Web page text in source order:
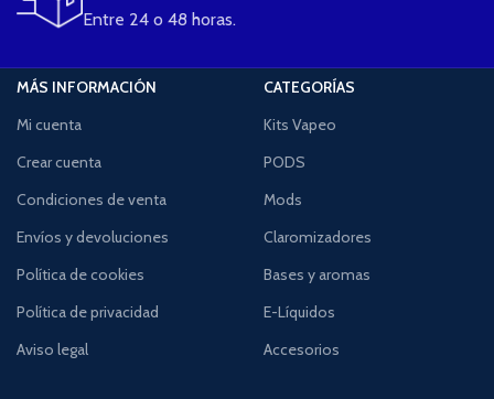
Entre 24 o 48 horas.
MÁS INFORMACIÓN
Mi cuenta
Crear cuenta
Condiciones de venta
Envíos y devoluciones
Política de cookies
Política de privacidad
Aviso legal
CATEGORÍAS
Kits Vapeo
PODS
Mods
Claromizadores
Bases y aromas
E-Líquidos
Accesorios